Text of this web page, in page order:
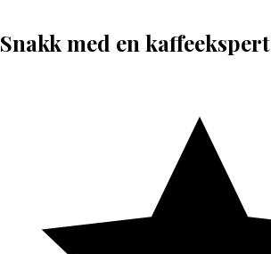
Snakk med en kaffeekspert